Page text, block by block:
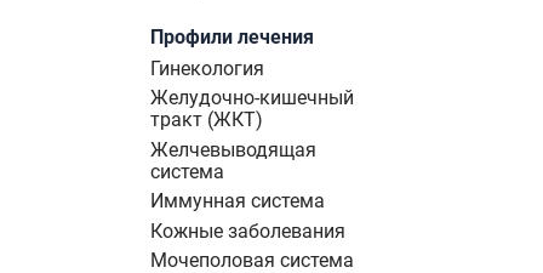
Профили лечения
Гинекология
Желудочно-кишечный
тракт (ЖКТ)
Желчевыводящая
система
Иммунная система
Кожные заболевания
Мочеполовая система